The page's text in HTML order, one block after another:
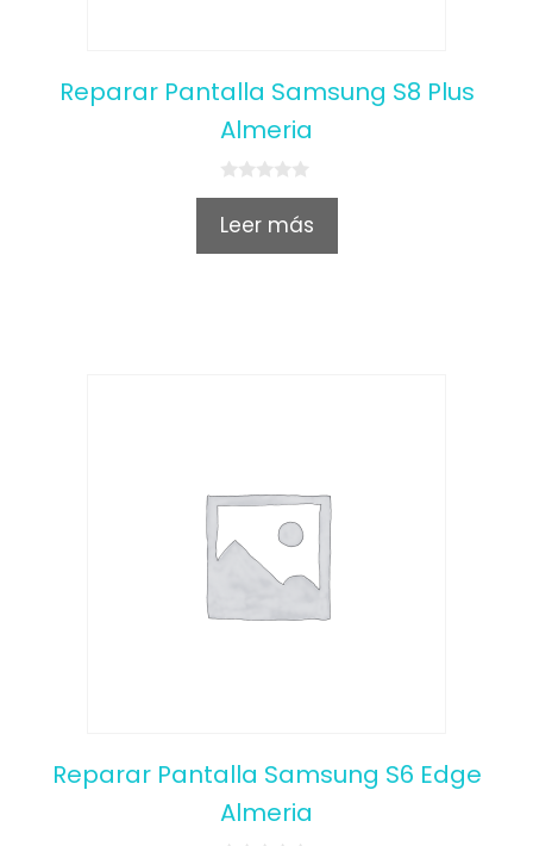
Reparar Pantalla Samsung S8 Plus
Almeria
0
u
Leer más
Reparar Pantalla Samsung S6 Edge
Almeria